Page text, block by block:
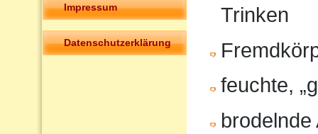
Impressum
Datenschutzerklärung
Trinken
feuchte,
brodelnde